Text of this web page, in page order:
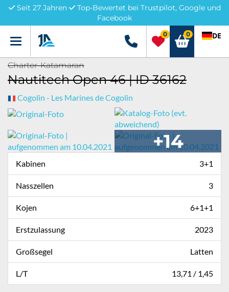
Seit 27 Jahren
Top-Bewertet bei Trustpilot, Google und
Facebook
Menü +49 5741 3222690
0 0 DE
Charter-Katamaran
Nautitech Open 46 | ID 36162
Cogolin - Les Marines de Cogolin
+14
Kabinen 3+1
Nasszellen 3
Kojen 6+1+1
Erstzulassung 2023
Großsegel Latten
L/T 13,71 / 1,45